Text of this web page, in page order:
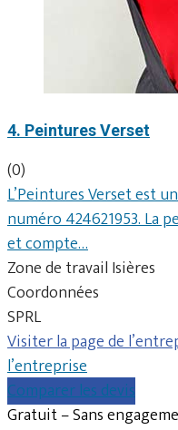
4. Peintures Verset
(0)
L’Peintures Verset est
numéro 424621953. La
et compte…
Zone de travail Isières
Coordonnées
SPRL
Visiter la page de
l’entreprise
Comparer les devis
Gratuit – Sans